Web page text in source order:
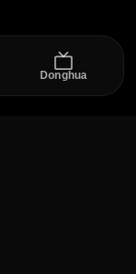
Donghua